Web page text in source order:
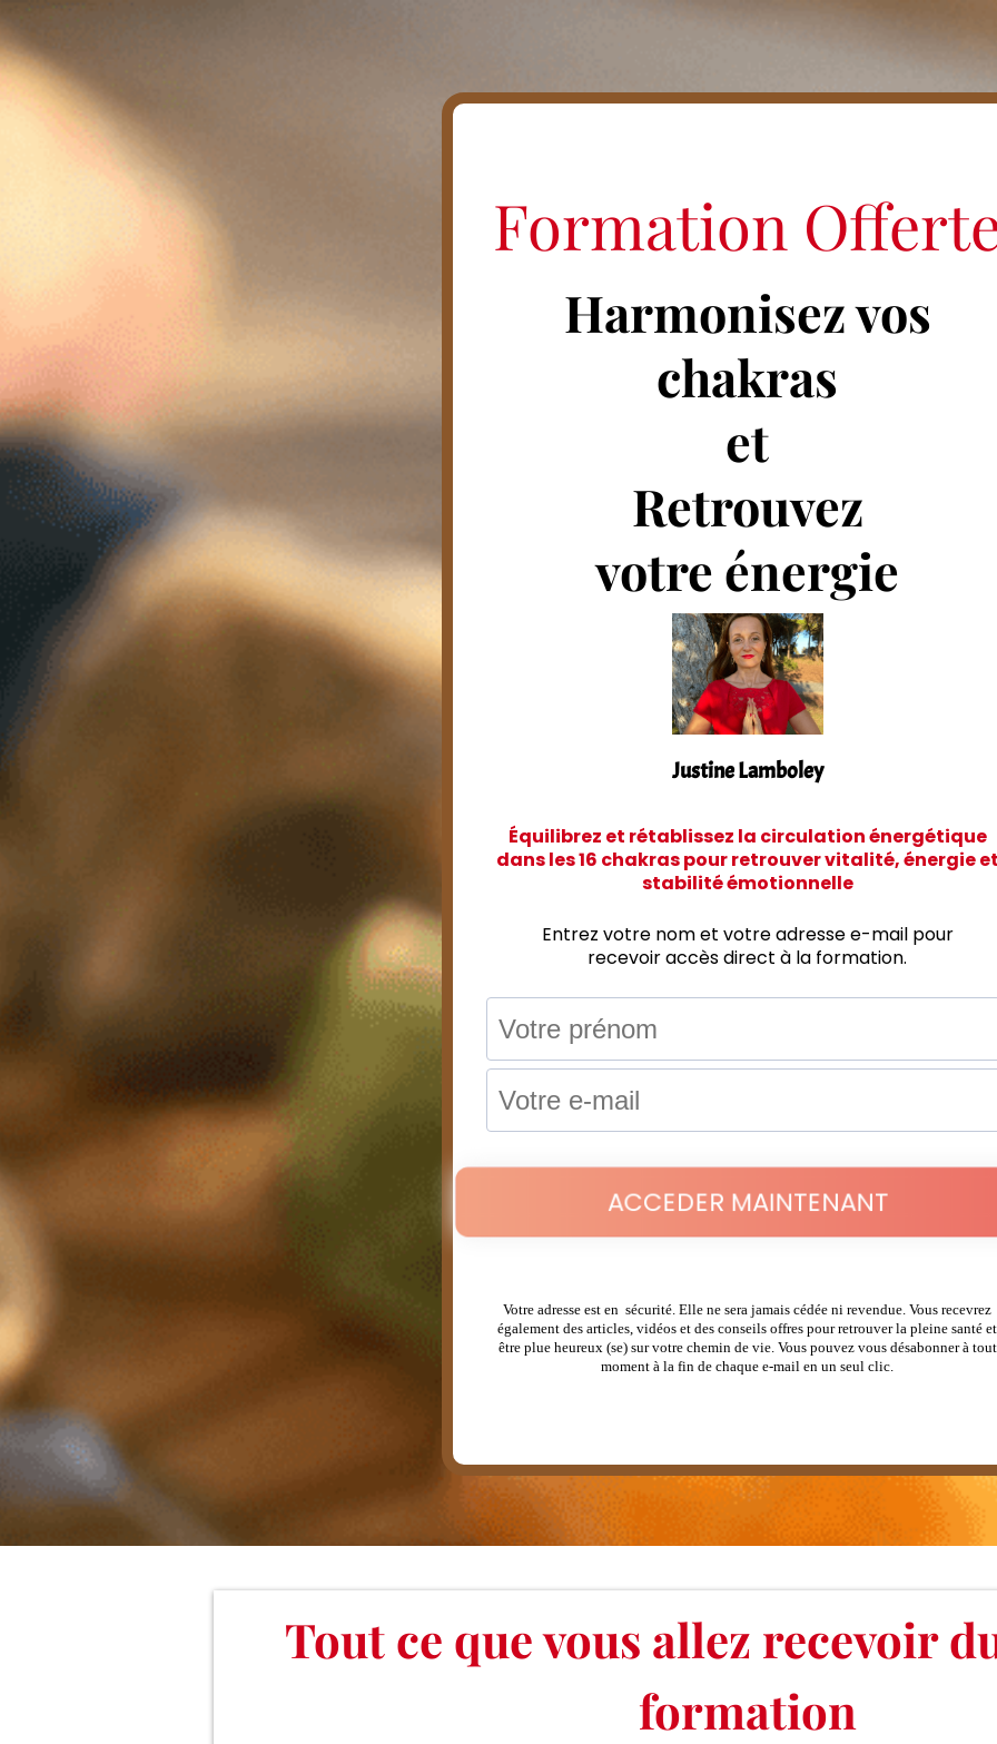
Formation
Harmonisez vos
chakras
et
Retrouvez
votre énergie
Justine Lamboley
Équilibrez et rétablissez la circulation énergétique
dans les 16 chakras pour retrouver vitalité, énergie
stabilité émotionnelle
Entrez votre nom et votre adresse e-mail pour
recevoir accès direct à la formation.
ACCEDER MAINTENANT
Votre adresse est en sécurité. Elle ne sera jamais cédée ni revendue. Vous recevrez
également des articles, vidéos et des conseils offres pour retrouver la pleine santé et
être plue heureux (se) sur votre chemin de vie. Vous pouvez vous désabonner à tout
moment à la fin de chaque e-mail en un seul clic.
Tout ce que vous allez recevoir
formation